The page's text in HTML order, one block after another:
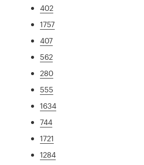
402
1757
407
562
280
555
1634
744
1721
1284